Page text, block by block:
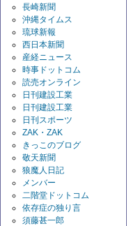
長崎新聞
沖縄タイムス
琉球新報
西日本新聞
産経ニュース
時事ドットコム
読売オンライン
日刊建設工業
日刊建設工業
日刊スポーツ
ZAK・ZAK
きっこのブログ
敬天新聞
狼魔人日記
メンバー
二階堂ドットコム
依存症の独り言
須藤甚一郎